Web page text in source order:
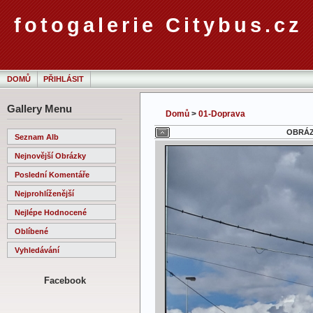
fotogalerie Citybus.cz
DOMŮ PŘIHLÁSIT
Gallery Menu
Seznam Alb
Nejnovější Obrázky
Poslední Komentáře
Nejprohlíženější
Nejlépe Hodnocené
Oblíbené
Vyhledávání
Facebook
Domů > 01-Doprava